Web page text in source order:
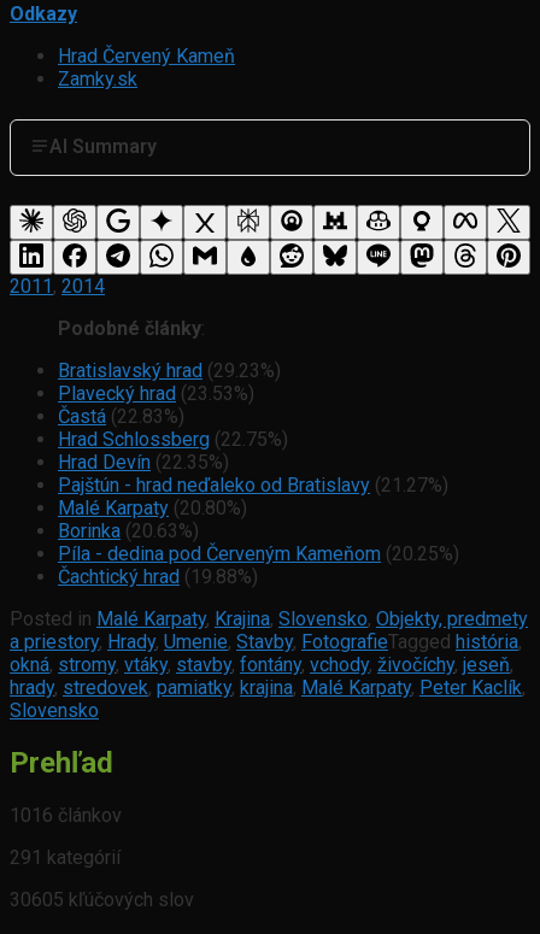
Odkazy
Hrad Červený Kameň
Zamky.sk
AI Summary
2011 , 2014
Podobné články:
Bratislavský hrad (29.23%)
Plavecký hrad (23.53%)
Častá (22.83%)
Hrad Schlossberg (22.75%)
Hrad Devín (22.35%)
Pajštún - hrad neďaleko od Bratislavy (21.27%)
Malé Karpaty (20.80%)
Borinka (20.63%)
Píla - dedina pod Červeným Kameňom (20.25%)
Čachtický hrad (19.88%)
Posted in Malé Karpaty, Krajina, Slovensko, Objekty, predmety
a priestory, Hrady, Umenie, Stavby, FotografieTagged história,
okná, stromy, vtáky, stavby, fontány, vchody, živočíchy, jeseň,
hrady, stredovek, pamiatky, krajina, Malé Karpaty, Peter Kaclík,
Slovensko
Prehľad
1016 článkov
291 kategórií
30605 kľúčových slov